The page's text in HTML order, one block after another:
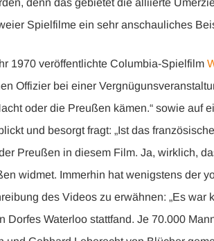
denn das gebietet die alliierte
Spielfilme ein sehr anschauliches
1970 veröffentlichte Columbia-Spielfilm
Offizier bei einer
oder die Preußen kämen.“ sowie auf
und besorgt fragt: „Ist das
Preußen in diesem Film. Ja, wirklich,
widmet. Immerhin hat wenigstens der
des Videos zu erwähnen: „Es
Dorfes Waterloo stattfand. Je 70.000